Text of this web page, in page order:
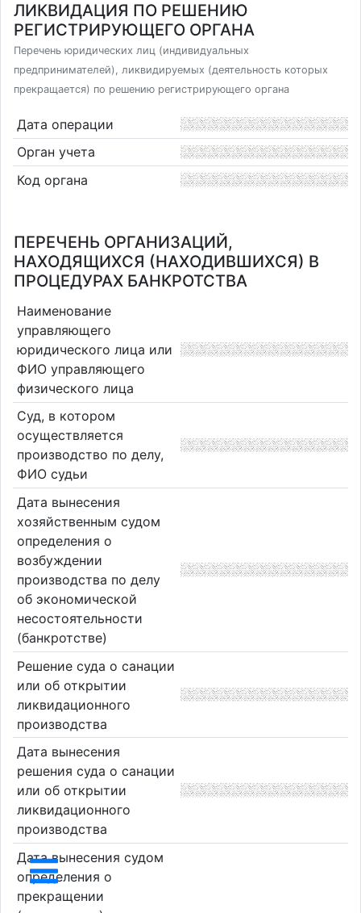
ЛИКВИДАЦИЯ ПО РЕШЕНИЮ
РЕГИСТРИРУЮЩЕГО ОРГАНА
Перечень юридических лиц (индивидуальных
предпринимателей), ликвидируемых (деятельность которых
прекращается) по решению регистрирующего органа
Дата операции
Орган учета
Код органа
ПЕРЕЧЕНЬ ОРГАНИЗАЦИЙ,
НАХОДЯЩИХСЯ (НАХОДИВШИХСЯ) В
ПРОЦЕДУРАХ БАНКРОТСТВА
Наименование
управляющего
юридического лица или
ФИО управляющего
физического лица
Суд, в котором
осуществляется
производство по делу,
ФИО судьи
Дата вынесения
хозяйственным судом
определения о
возбуждении
производства по делу
об экономической
несостоятельности
(банкротстве)
Решение суда о санации
или об открытии
ликвидационного
производства
Дата вынесения
решения суда о санации
или об открытии
ликвидационного
производства
Дата вынесения судом
определения о
прекращении